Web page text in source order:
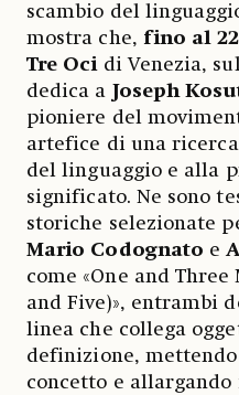
scambio del
mostra che, fino al
Tre Ocidi Venezia,
dedica a
Joseph
pioniere del
artefice di una
del linguaggio e alla
significato. Ne sono
storiche selezionate
Mario Codognato e
come «One and Three
and Five)», entrambi
linea che collega
definizione,
concetto e